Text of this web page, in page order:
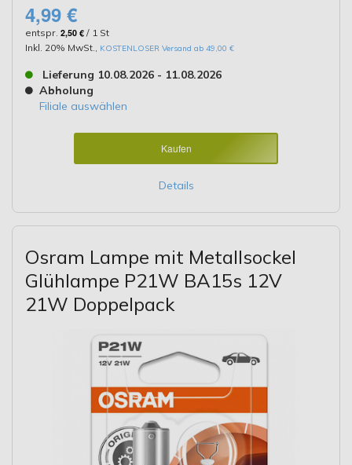
4,99 €
entspr. 2,50 € / 1 St
Inkl. 20% MwSt., KOSTENLOSER Versand ab 49,00 €
Lieferung 10.08.2026 - 11.08.2026
Abholung
Filiale auswählen
Kaufen
Details
Osram Lampe mit Metallsockel
Glühlampe P21W BA15s 12V
21W Doppelpack